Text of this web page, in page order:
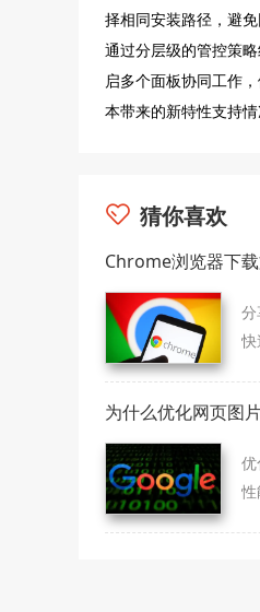
择相同安装路径，避
通过分层级的管控策
启多个面板协同工作
本带来的新特性支持情
猜你喜欢
Chrome浏览器下
为什么优化网页图